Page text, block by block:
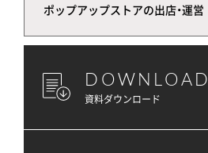
ポップアップストアの出店・運営
DOWNLOAD
資料ダウンロード